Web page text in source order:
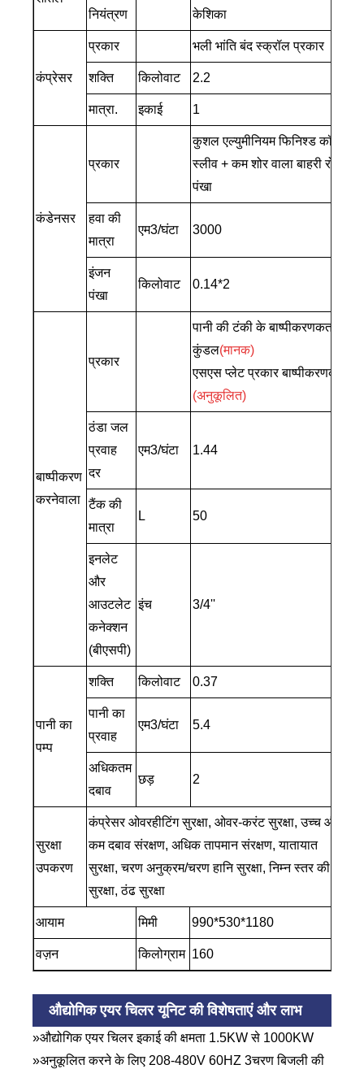
नियंत्रण
केशिका
कंप्रेसर
प्रकार भली भांति बंद स्क्रॉल प्रकार
शक्ति किलोवाट 2.2
मात्रा. इकाई 1
कंडेनसर
प्रकार
कुशल एल्युमीनियम फिनिश्ड कॉपर
स्लीव + कम शोर वाला बाहरी रोटर
पंखा
हवा की
मात्रा
एम3/घंटा 3000
इंजन
पंखा
किलोवाट 0.14*2
बाष्पीकरण
करनेवाला
प्रकार
पानी की टंकी के बाष्पीकरणकर्ता में
कुंडल(मानक)
एसएस प्लेट प्रकार बाष्पीकरणकर्ता
(अनुकूलित)
ठंडा जल
प्रवाह
दर
एम3/घंटा 1.44
टैंक की
मात्रा
L 50
इनलेट
और
आउटलेट
कनेक्शन
(बीएसपी)
इंच 3/4''
पानी का
पम्प
शक्ति किलोवाट 0.37
पानी का
प्रवाह
एम3/घंटा 5.4
अधिकतम
दबाव
छड़ 2
सुरक्षा
उपकरण
कंप्रेसर ओवरहीटिंग सुरक्षा, ओवर-करंट सुरक्षा, उच्च और
कम दबाव संरक्षण, अधिक तापमान संरक्षण, यातायात
सुरक्षा, चरण अनुक्रम/चरण हानि सुरक्षा, निम्न स्तर की
सुरक्षा, ठंढ सुरक्षा
आयाम मिमी 990*530*1180
वज़न किलोग्राम 160
औद्योगिक एयर चिलर यूनिट की विशेषताएं और लाभ
»औद्योगिक एयर चिलर इकाई की क्षमता 1.5KW से 1000KW
»अनुकूलित करने के लिए 208-480V 60HZ 3चरण बिजली की